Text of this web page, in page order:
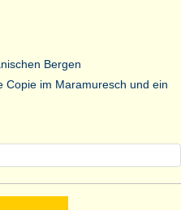
Bergen
Copie im Maramuresch und ein